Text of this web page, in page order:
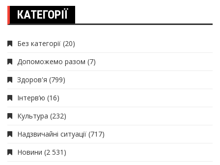
КАТЕГОРІЇ
Без категорії (20)
Допоможемо разом (7)
Здоров'я (799)
Інтерв’ю (16)
Культура (232)
Надзвичайні ситуації (717)
Новини (2 531)